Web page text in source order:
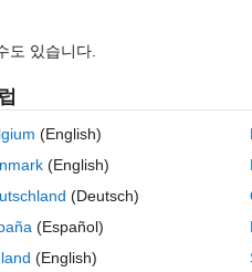
get a warning which says:
test harnesses, but the harness
internally saved test harnesses.
Re-save the model to retain
도 있습니다.
(English)
(English)
(Deutsch)
(Español)
(English)